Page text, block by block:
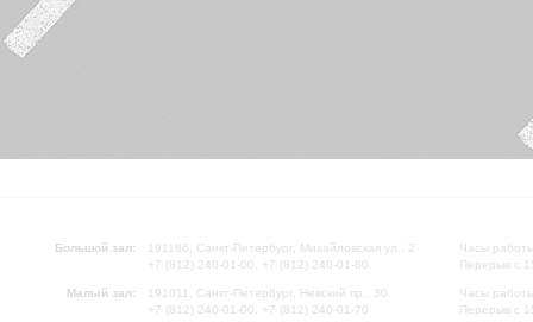
Большой зал:
191186, Санкт-Петербург, Михайловская ул., 2
+7 (812) 240-01-00, +7 (812) 240-01-80
Малый зал:
191011, Санкт-Петербург, Невский пр., 30
+7 (812) 240-01-00, +7 (812) 240-01-70
Часы
Перерыв с
Часы
Перерыв с